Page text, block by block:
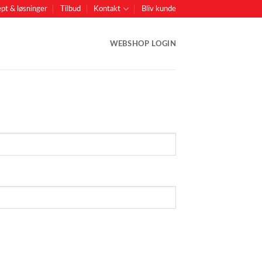
& løsninger Tilbud Kontakt Bliv kunde
WEBSHOP LOGIN